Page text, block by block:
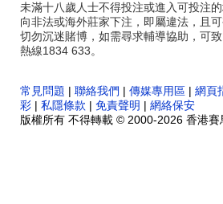
未滿十八歲人士不得投注或進入可投注的
向非法或海外莊家下注，即屬違法，且可
切勿沉迷賭博，如需尋求輔導協助，可
熱線1834 633。
常見問題 | 聯絡我們 | 傳媒專用區 | 網頁
彩 | 私隱條款 | 免責聲明 | 網絡保安
版權所有 不得轉載 © 2000-2026 香港賽